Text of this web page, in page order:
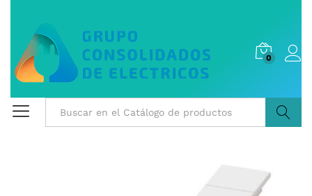
0